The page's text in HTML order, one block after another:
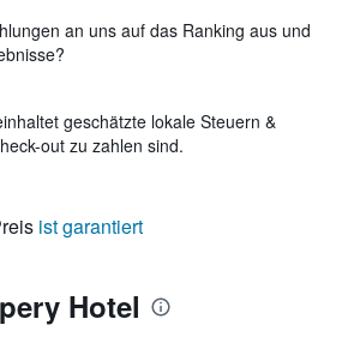
an uns auf das Ranking aus und
geschätzte lokale Steuern &
out zu zahlen sind.
ist garantiert
Hotel